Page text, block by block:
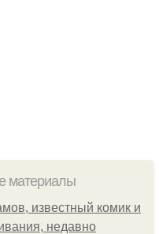
материалы
известный комик и
недавно